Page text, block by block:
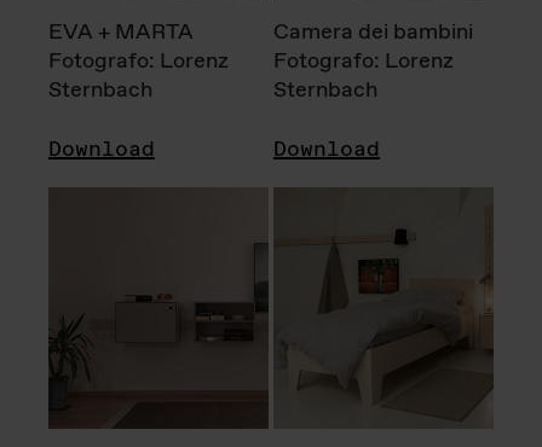
EVA + MARTA
Fotografo: Lorenz
Sternbach
Download
Camera dei bambini
Fotografo: Lorenz
Sternbach
Download